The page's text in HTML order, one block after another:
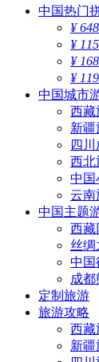
中国热门
¥
¥
¥
¥
中国城市
西藏
新疆
四
西北
中国
云南
中国主题
西藏
丝绸
中国
成
定制旅游
旅游攻略
西藏
新疆